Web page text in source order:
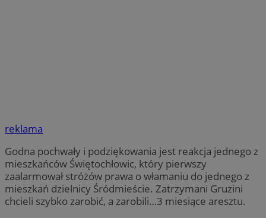
reklama
Godna pochwały i podziękowania jest reakcja jednego z
mieszkańców Świętochłowic, który pierwszy
zaalarmował stróżów prawa o włamaniu do jednego z
mieszkań dzielnicy Śródmieście. Zatrzymani Gruzini
chcieli szybko zarobić, a zarobili…3 miesiące aresztu.